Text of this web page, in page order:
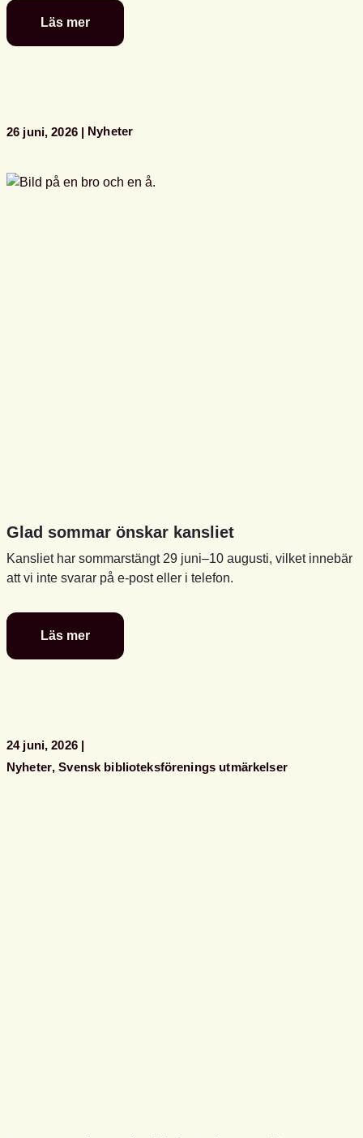
Läs mer
Se
Svensk
Almedalen
26 juni, 2026 Nyheter
Glad sommar önskar kansliet
Kansliet har sommarstängt 29 juni–10 augusti, vilket innebär
att vi inte svarar på e-post eller i telefon.
Läs mer
Glad
sommar
24 juni, 2026
Nyheter Svensk biblioteksförenings utmärkelser